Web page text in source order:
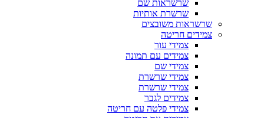
שרשראות שם
שרשרת אותיות
שרשראות משובצים
צמידים חריטה
צמידי עור
צמידים עם תמונה
צמידי שם
צמידי שרשרת
צמידי שרשרת
צמידים לגבר
צמידי פלטה עם חריטה